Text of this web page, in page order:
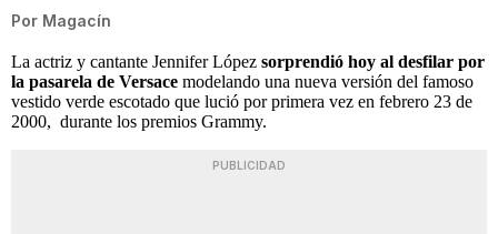
Por Magacín
La actriz y cantante Jennifer López sorprendió hoy al desfilar por
la pasarela de Versace modelando una nueva versión del famoso
vestido verde escotado que lució por primera vez en febrero 23 de
2000, durante los premios Grammy.
PUBLICIDAD